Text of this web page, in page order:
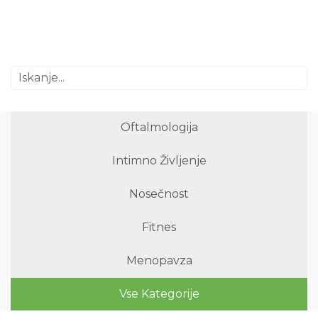
Oftalmologija
Intimno Življenje
Nosečnost
Fitnes
Menopavza
Vse Kategorije